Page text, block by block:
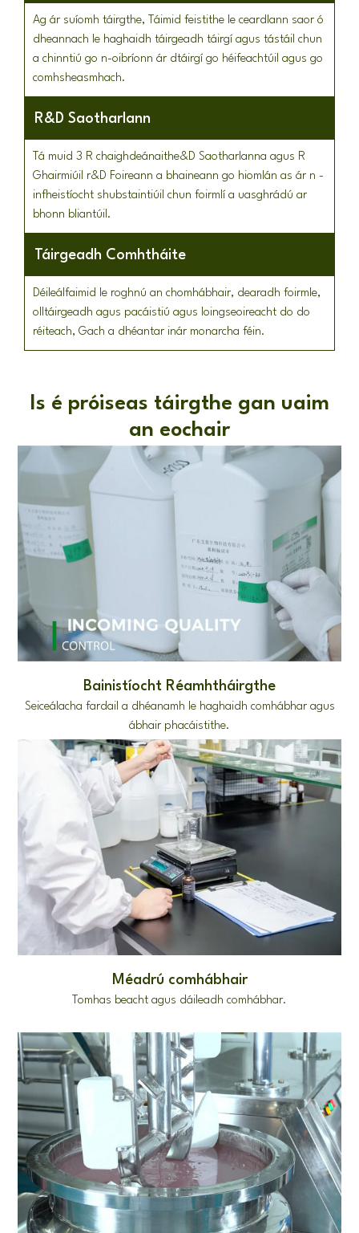
Ag ár suíomh táirgthe, Táimid feistithe le ceardlann saor ó
dheannach le haghaidh táirgeadh táirgí agus tástáil chun
a chinntiú go n-oibríonn ár dtáirgí go héifeachtúil agus go
comhsheasmhach.
R&D Saotharlann
Tá muid 3 R chaighdeánaithe&D Saotharlanna agus R
Ghairmiúil r&D Foireann a bhaineann go hiomlán as ár n -
infheistíocht shubstaintiúil chun foirmlí a uasghrádú ar
bhonn bliantúil.
Táirgeadh Comhtháite
Déileálfaimid le roghnú an chomhábhair, dearadh foirmle,
olltáirgeadh agus pacáistiú agus loingseoireacht do do
réiteach, Gach a dhéantar inár monarcha féin.
Is é próiseas táirgthe gan uaim
an eochair
Bainistíocht Réamhtháirgthe
Seiceálacha fardail a dhéanamh le haghaidh comhábhar agus
ábhair phacáistithe.
Méadrú comhábhair
Tomhas beacht agus dáileadh comhábhar.